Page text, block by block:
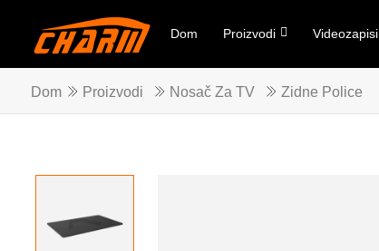
Dom Proizvodi Videozapisi
Dom Proizvodi Nosač Za TV Zidne Police